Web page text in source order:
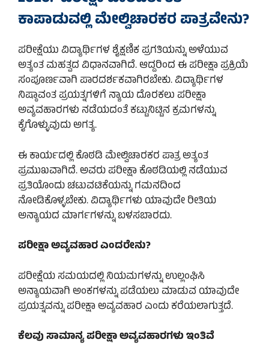
ಕಾಪಾಡುವಲ್ಲಿ ಮೇಲ್ವಿಚಾರಕರ ಪಾತ್ರವೇನು?
ಪರೀಕ್ಷೆಯು ವಿದ್ಯಾರ್ಥಿಗಳ ಶೈಕ್ಷಣಿಕ ಪ್ರಗತಿಯನ್ನು ಅಳೆಯುವ
ಅತ್ಯಂತ ಮಹತ್ವದ ವಿಧಾನವಾಗಿದೆ. ಆದ್ದರಿಂದ ಈ ಪರೀಕ್ಷಾ ಪ್ರಕ್ರಿಯೆ
ಸಂಪೂರ್ಣವಾಗಿ ಪಾರದರ್ಶಕವಾಗಿರಬೇಕು. ವಿದ್ಯಾರ್ಥಿಗಳ
ನಿಷ್ಠಾವಂತ ಪ್ರಯತ್ನಗಳಿಗೆ ನ್ಯಾಯ ದೊರಕಲು ಪರೀಕ್ಷಾ
ಅವ್ಯವಹಾರಗಳು ನಡೆಯದಂತೆ ಕಟ್ಟುನಿಟ್ಟಿನ ಕ್ರಮಗಳನ್ನು
ಕೈಗೊಳ್ಳುವುದು ಅಗತ್ಯ.
ಈ ಕಾರ್ಯದಲ್ಲಿ ಕೊಠಡಿ ಮೇಲ್ವಿಚಾರಕರ ಪಾತ್ರ ಅತ್ಯಂತ
ಪ್ರಮುಖವಾಗಿದೆ. ಅವರು ಪರೀಕ್ಷಾ ಕೊಠಡಿಯಲ್ಲಿ ನಡೆಯುವ
ಪ್ರತಿಯೊಂದು ಚಟುವಟಿಕೆಯನ್ನು ಗಮನದಿಂದ
ನೋಡಿಕೊಳ್ಳಬೇಕು. ವಿದ್ಯಾರ್ಥಿಗಳು ಯಾವುದೇ ರೀತಿಯ
ಅನ್ಯಾಯದ ಮಾರ್ಗಗಳನ್ನು ಬಳಸಬಾರದು.
ಪರೀಕ್ಷಾ ಅವ್ಯವಹಾರ ಎಂದರೇನು?
ಪರೀಕ್ಷೆಯ ಸಮಯದಲ್ಲಿ ನಿಯಮಗಳನ್ನು ಉಲ್ಲಂಘಿಸಿ
ಅನ್ಯಾಯವಾಗಿ ಅಂಕಗಳನ್ನು ಪಡೆಯಲು ಮಾಡುವ ಯಾವುದೇ
ಪ್ರಯತ್ನವನ್ನು ಪರೀಕ್ಷಾ ಅವ್ಯವಹಾರ ಎಂದು ಕರೆಯಲಾಗುತ್ತದೆ.
ಕೆಲವು ಸಾಮಾನ್ಯ ಪರೀಕ್ಷಾ ಅವ್ಯವಹಾರಗಳು ಇಂತಿವೆ